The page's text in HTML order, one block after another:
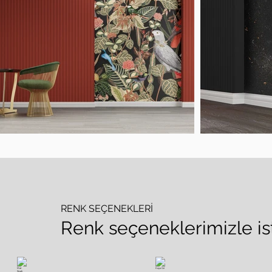
Mat Siyah Kaya Gri
RENK SEÇENEKLERİ
Renk seçeneklerimizle